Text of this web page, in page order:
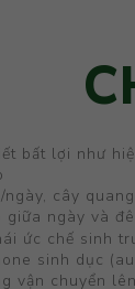
bất lợi như
cây
ngày và
ức chế sinh
sinh dục
vận chuyển